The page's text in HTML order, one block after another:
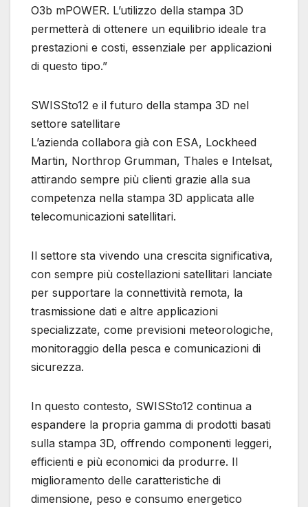
O3b mPOWER. L’utilizzo della stampa 3D
permetterà di ottenere un equilibrio ideale tra
prestazioni e costi, essenziale per applicazioni
di questo tipo.”
SWISSto12 e il futuro della stampa 3D nel
settore satellitare
L’azienda collabora già con ESA, Lockheed
Martin, Northrop Grumman, Thales e Intelsat,
attirando sempre più clienti grazie alla sua
competenza nella stampa 3D applicata alle
telecomunicazioni satellitari.
Il settore sta vivendo una crescita significativa,
con sempre più costellazioni satellitari lanciate
per supportare la connettività remota, la
trasmissione dati e altre applicazioni
specializzate, come previsioni meteorologiche,
monitoraggio della pesca e comunicazioni di
sicurezza.
In questo contesto, SWISSto12 continua a
espandere la propria gamma di prodotti basati
sulla stampa 3D, offrendo componenti leggeri,
efficienti e più economici da produrre. Il
miglioramento delle caratteristiche di
dimensione, peso e consumo energetico